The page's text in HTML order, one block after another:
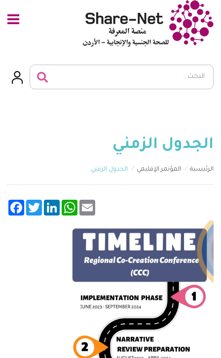
الجدول الزمني
الرئيسية المؤتمر الإقليمي الجدول الزمني
TwitterLinkedInWhatsApp Email